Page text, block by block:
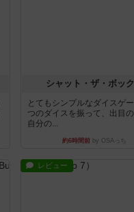
シャット・ザ・ボッ
とてもシンプルなダイスゲ
つのダイスを振って、出目
自分の...
約6時間前 by OSAっち
レビュー